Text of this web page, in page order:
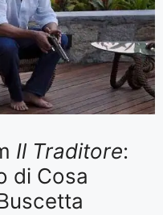
Il Traditore:
di Cosa